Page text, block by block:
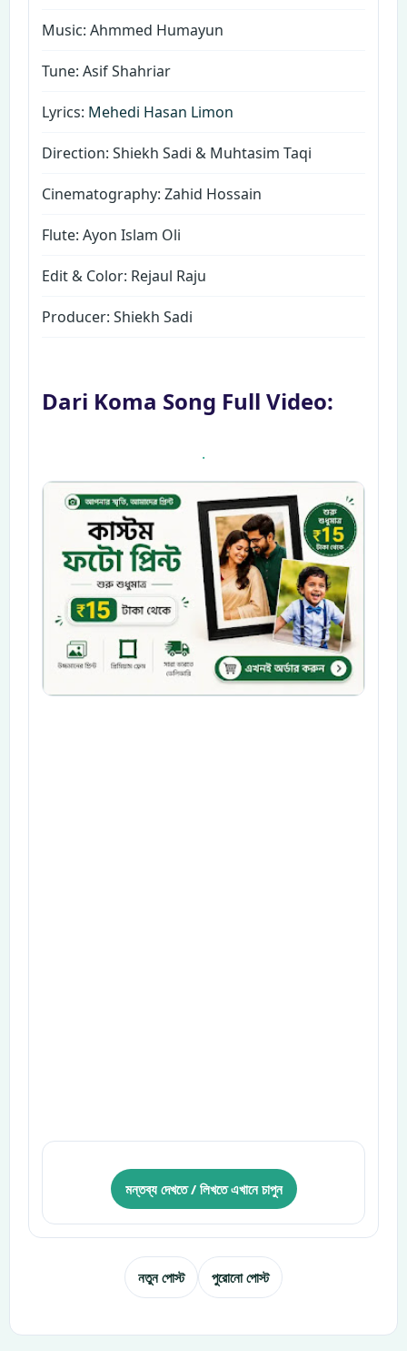
Music: Ahmmed Humayun
Tune: Asif Shahriar
Lyrics: Mehedi Hasan Limon
Direction: Shiekh Sadi & Muhtasim Taqi
Cinematography: Zahid Hossain
Flute: Ayon Islam Oli
Edit & Color: Rejaul Raju
Producer: Shiekh Sadi
Dari Koma Song Full Video:
.
মন্তব্য দেখতে / লিখতে এখানে চাপুন
নতুন পোস্ট পুরোনো পোস্ট